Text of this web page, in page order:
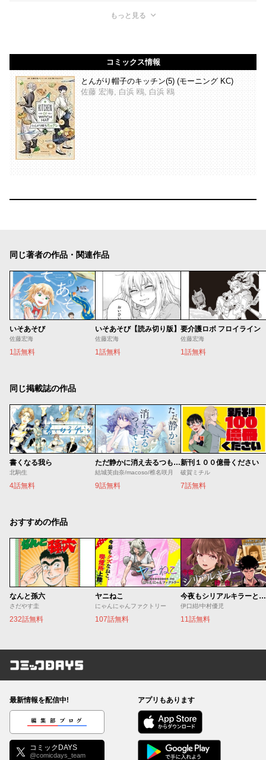
もっと見る
コミックス情報
とんがり帽子のキッチン(5) (モーニング KC)
佐藤 宏海, 白浜 鴎, 白浜 鴎
同じ著者の作品・関連作品
いそあそび
佐藤宏海
1話無料
いそあそび【読み切り版】
佐藤宏海
1話無料
要介護ロボ フロイライン
佐藤宏海
1話無料
同じ掲載誌の作品
書くなる我ら
北駒生
4話無料
ただ静かに消え去るつもりでした
結城芙由奈/macoso/椎名咲月
9話無料
新刊１００億冊ください
破賀ミチル
7話無料
おすすめの作品
なんと孫六
さだやす圭
232話無料
ヤニねこ
にゃんにゃんファクトリー
107話無料
今夜もシリアルキラーと待ち合わせ
伊口紺/中村優児
11話無料
コミックDAYS
最新情報を配信中!
編集部ブログ
コミックDAYS
@comicdays_team
アプリもあります